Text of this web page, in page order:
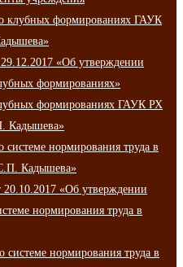
клубных формированиях ГАУК
«Об утверждении
формированиях»
формированиях ГАУК РХ
Кадышева»
нормирования труда в
Кадышева»
«Об утверждении
нормирования труда в
нормирования труда в